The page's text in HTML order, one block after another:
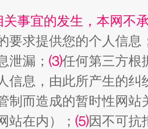
”乱象丛生
生
关事宜的发生，本网不
要求提供您的个人信息
泄漏； ⑶任何第三方根
信息，由此所产生的纠
制而造成的暂时性网
站在内）； ⑸因不可抗